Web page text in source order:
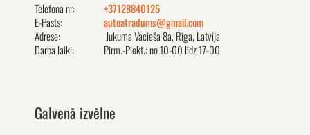
Telefona nr:
+37128840125
E-Pasts:
autoatradums@gmail.com
Adrese:
Jukuma Vacieša 8a, Rīga, Latvija
Darba laiki:
Pirm.-Piekt.: no 10-00 līdz 17-00
Galvenā izvēlne